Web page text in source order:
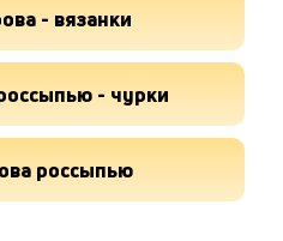
220 руб.
220 руб.
600 руб.
- вязанки
170 руб.
- чурки
1 500 руб.
россыпью